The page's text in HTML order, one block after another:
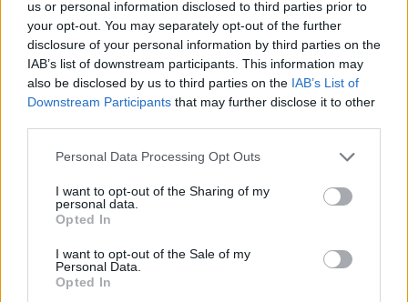
us or personal information disclosed to third parties prior to
your opt-out. You may separately opt-out of the further
disclosure of your personal information by third parties on the
IAB’s list of downstream participants. This information may
also be disclosed by us to third parties on the IAB’s List of
Downstream Participants that may further disclose it to other
Personal Data Processing Opt Outs
I want to opt-out of the Sharing of my
personal data.
Opted In
I want to opt-out of the Sale of my
Personal Data.
Opted In